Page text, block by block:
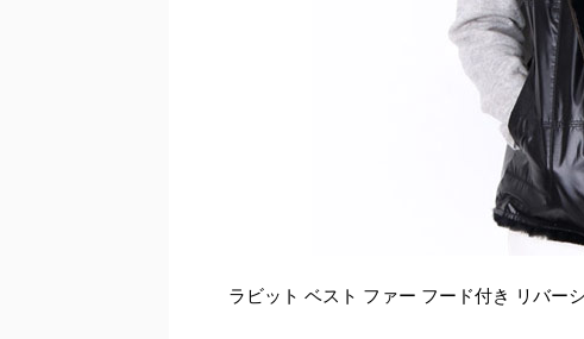
ラビット ベスト ファー フード付き リバー